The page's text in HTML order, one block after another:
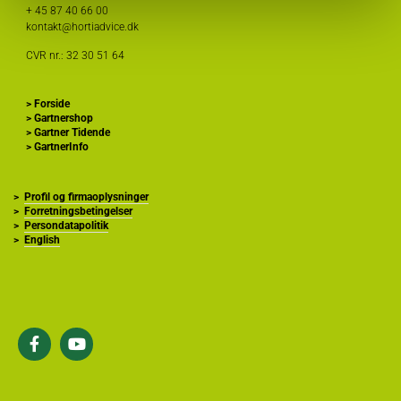
+ 45 87 40 66 00
kontakt@hortiadvice.dk
CVR nr.: 32 30 51 64
> Forside
> Gartnershop
> Gartner Tidende
> GartnerInfo
> Profil og firmaoplysninger
> Forretningsbetingelser
> Persondatapolitik
> English